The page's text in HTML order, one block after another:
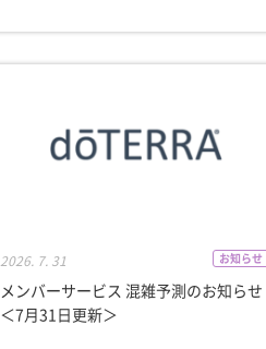
2026. 7. 31 お知らせ
メンバーサービス 混雑予測のお知らせ
＜7月31日更新＞